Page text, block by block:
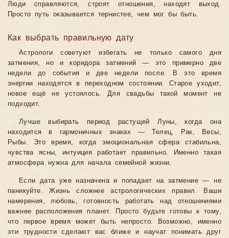
Люди справляются, строят отношения, находят выход.
Просто путь оказывается тернистее, чем мог бы быть.
Как выбрать правильную дату
Астрологи советуют избегать не только самого дня
затмения, но и коридора затмений — это примерно две
недели до события и две недели после. В это время
энергии находятся в переходном состоянии. Старое уходит,
новое ещё не устоялось. Для свадьбы такой момент не
подходит.
Лучше выбирать период растущей Луны, когда она
находится в гармоничных знаках — Телец, Рак, Весы,
Рыбы. Это время, когда эмоциональная сфера стабильна,
чувства ясны, интуиция работает правильно. Именно такая
атмосфера нужна для начала семейной жизни.
Если дата уже назначена и попадает на затмение — не
паникуйте. Жизнь сложнее астрологических правил. Ваши
намерения, любовь, готовность работать над отношениями
важнее расположения планет. Просто будьте готовы к тому,
что первое время может быть непросто. Возможно, именно
эти трудности сделают вас ближе и научат понимать друг